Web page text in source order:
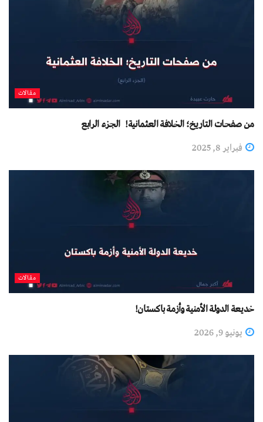
مقالات
من صفحات التاريخ؛ الخلافة العثمانية! الجزء الرابع
فبراير 8, 2025
مقالات
خديعة الدولة الأمنية وأزمة باكستان!
يونيو 9, 2026